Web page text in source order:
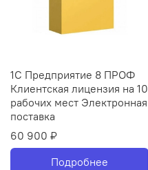
1С Предприятие 8 ПРОФ
Клиентская лицензия на 10
рабочих мест Электронная
поставка
60 900 ₽
Подробнее